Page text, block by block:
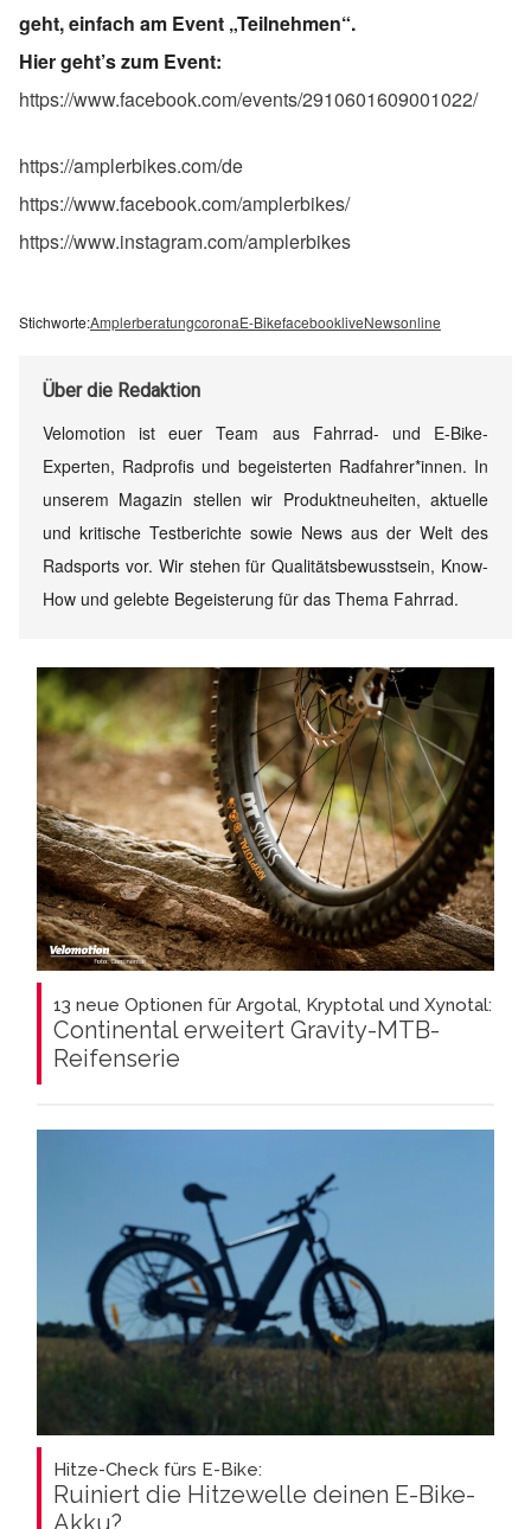
geht, einfach am Event „Teilnehmen“.
Hier geht’s zum Event:
https://www.facebook.com/events/2910601609001022/
https://amplerbikes.com/de
https://www.facebook.com/amplerbikes/
https://www.instagram.com/amplerbikes
Stichworte:AmplerberatungcoronaE-BikefacebookliveNewsonline
Überdie Redaktion
Velomotion ist euer Team aus Fahrrad- und E-Bike-
Experten, Radprofis und begeisterten Radfahrer*innen. In
unserem Magazin stellen wir Produktneuheiten, aktuelle
und kritische Testberichte sowie News aus der Welt des
Radsports vor. Wir stehen für Qualitätsbewusstsein, Know-
How und gelebte Begeisterung für das Thema Fahrrad.
13 neue Optionen für Argotal, Kryptotal und Xynotal:
Continental erweitert Gravity-MTB-
Reifenserie
Hitze-Check fürs E-Bike:
Ruiniert die Hitzewelle deinen E-Bike-
Akku?